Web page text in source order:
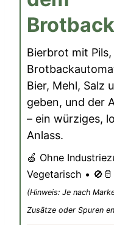
Bierbrot mit
Bier, Mehl, Salz
geben, und der
– ein würziges,
Anlass.
🍏 Ohne
Vegetarisch •
(Hinweis: Je nach Marke können Produkte versteckte
Zusätze oder Spuren